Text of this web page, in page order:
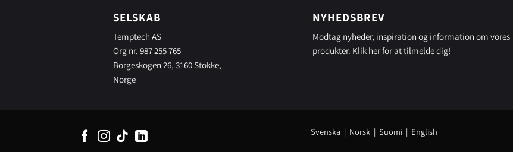
SELSKAB
Temptech AS
Org nr. 987 255 765
Borgeskogen 26, 3160 Stokke,
Norge
NYHEDSBREV
Modtag nyheder, inspiration og information om vores
produkter. Klik herfor at tilmelde dig!
Svenska| Norsk | Suomi| English